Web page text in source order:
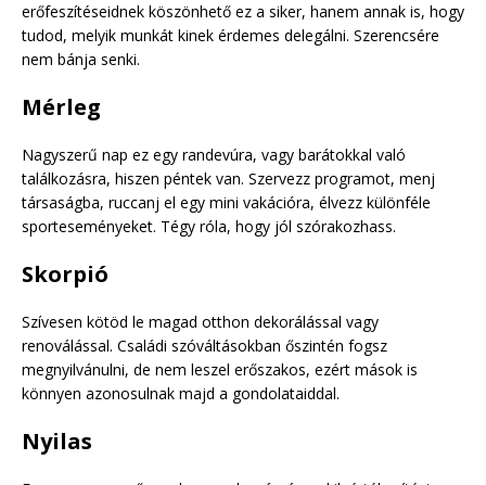
erőfeszítéseidnek köszönhető ez a siker, hanem annak is, hogy
tudod, melyik munkát kinek érdemes delegálni. Szerencsére
nem bánja senki.
Mérleg
Nagyszerű nap ez egy randevúra, vagy barátokkal való
találkozásra, hiszen péntek van. Szervezz programot, menj
társaságba, ruccanj el egy mini vakációra, élvezz különféle
sporteseményeket. Tégy róla, hogy jól szórakozhass.
Skorpió
Szívesen kötöd le magad otthon dekorálással vagy
renoválással. Családi szóváltásokban őszintén fogsz
megnyilvánulni, de nem leszel erőszakos, ezért mások is
könnyen azonosulnak majd a gondolataiddal.
Nyilas